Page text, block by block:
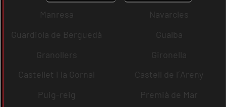
Manresa
Navarcles
Guardiola de Berguedà
Gualba
Granollers
Gironella
Castellet i la Gornal
Castell de l´Areny
Puig-reig
Premià de Mar